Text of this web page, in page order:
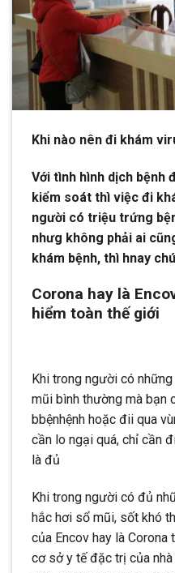
Khi nào nên đi khám
Với tình hình dịch bệnh
kiểm soát thì việc đi
người có triệu trứng
nhưg không phải ai
khám bệnh, thì hnay
Corona hay là
hiểm toàn thế giới
Khi trong người có
mũi bình thường mà
bbệnhệnh hoặc đii qua
cần lo ngại quá, chỉ cần
là đủ
Khi trong người có đủ
hắc hơi sổ mũi, sốt khó
của Encov hay là Corona
cơ sở y tế đặc trị của